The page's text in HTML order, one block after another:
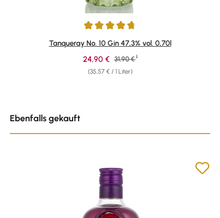
Durchschnittliche Bewertung von 4.85 von 5 Sternen
Tanqueray No. 10 Gin 47,3% vol. 0,70l
(35,57 € / 1 Liter)
Verkaufspreis:
24,90 € Regulärer Preis:
31,90 € 1
Ebenfalls gekauft